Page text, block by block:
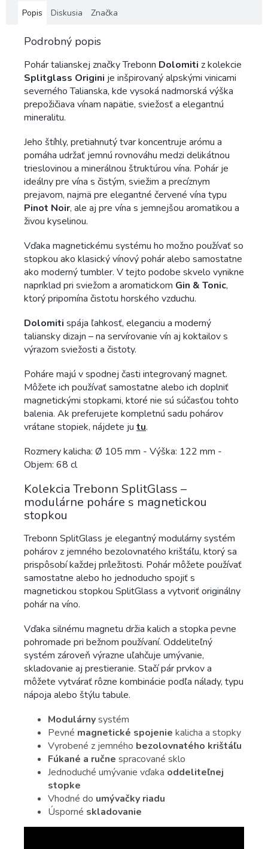
Popis Diskusia Značka
Podrobný popis
Pohár talianskej značky Trebonn Dolomiti z kolekcie
Splitglass Origini je inšpirovaný alpskými vinicami
severného Talianska, kde vysoká nadmorská výška
prepožičiava vínam napätie, sviežosť a elegantnú
mineralitu.
Jeho štíhly, pretiahnutý tvar koncentruje arómu a
pomáha udržať jemnú rovnováhu medzi delikátnou
trieslovinou a minerálnou štruktúrou vína. Pohár je
ideálny pre vína s čistým, sviežim a precíznym
prejavom, najmä pre elegantné červené vína typu
Pinot Noir, ale aj pre vína s jemnejšou aromatikou a
živou kyselinou.
Vďaka magnetickému systému ho možno používať so
stopkou ako klasický vínový pohár alebo samostatne
ako moderný tumbler. V tejto podobe skvelo vynikne
napríklad pri sviežom a aromatickom Gin & Tonic,
ktorý pripomína čistotu horského vzduchu.
Dolomiti spája ľahkosť, eleganciu a moderný
taliansky dizajn – na servírovanie vín aj koktailov s
výrazom sviežosti a čistoty.
Poháre majú v spodnej časti integrovaný magnet.
Môžete ich používať samostatne alebo ich doplniť
magnetickými stopkami, ktoré nie sú súčasťou tohto
balenia. Ak preferujete kompletnú sadu pohárov
vrátane stopiek, nájdete ju tu.
Rozmery kalicha: Ø 105 mm - Výška: 122 mm -
Objem: 68 cl
Kolekcia Trebonn SplitGlass –
modulárne poháre s magnetickou
stopkou
Trebonn SplitGlass je elegantný modulárny systém
pohárov z jemného bezolovnatého krištáľu, ktorý sa
prispôsobí každej príležitosti. Pohár môžete používať
samostatne alebo ho jednoducho spojiť s
magnetickou stopkou SplitGlass a vytvoriť originálny
pohár na víno.
Vďaka silnému magnetu držia kalich a stopka pevne
pohromade pri bežnom používaní. Oddeliteľný
systém zároveň výrazne uľahčuje umývanie,
skladovanie aj prestieranie. Stačí pár prvkov a
môžete vytvárať rôzne kombinácie podľa nálady, typu
nápoja alebo štýlu tabule.
Modulárnysystém
Pevné magnetické spojenie kalicha a stopky
Vyrobené z jemného bezolovnatého krištáľu
Fúkané a ručne spracované sklo
Jednoduché umývanie vďaka oddeliteľnej
stopke
Vhodné do umývačky riadu
Úsporné skladovanie